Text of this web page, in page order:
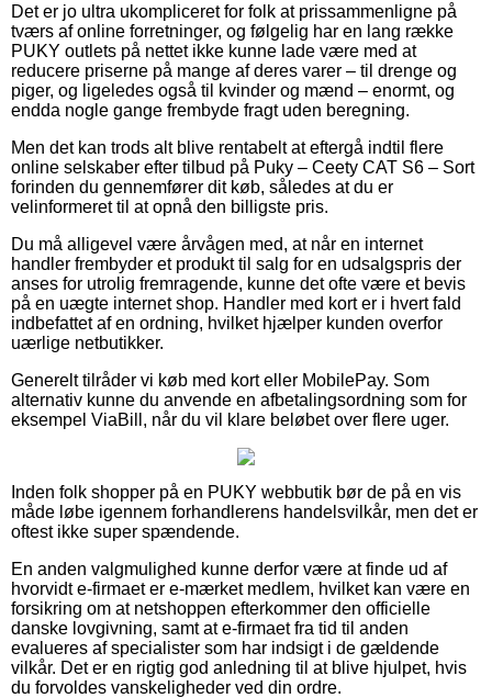
Det er jo ultra ukompliceret for folk at prissammenligne på
tværs af online forretninger, og følgelig har en lang række
PUKY outlets på nettet ikke kunne lade være med at
reducere priserne på mange af deres varer – til drenge og
piger, og ligeledes også til kvinder og mænd – enormt, og
endda nogle gange frembyde fragt uden beregning.
Men det kan trods alt blive rentabelt at eftergå indtil flere
online selskaber efter tilbud på Puky – Ceety CAT S6 – Sort
forinden du gennemfører dit køb, således at du er
velinformeret til at opnå den billigste pris.
Du må alligevel være årvågen med, at når en internet
handler frembyder et produkt til salg for en udsalgspris der
anses for utrolig fremragende, kunne det ofte være et bevis
på en uægte internet shop. Handler med kort er i hvert fald
indbefattet af en ordning, hvilket hjælper kunden overfor
uærlige netbutikker.
Generelt tilråder vi køb med kort eller MobilePay. Som
alternativ kunne du anvende en afbetalingsordning som for
eksempel ViaBill, når du vil klare beløbet over flere uger.
Inden folk shopper på en PUKY webbutik bør de på en vis
måde løbe igennem forhandlerens handelsvilkår, men det er
oftest ikke super spændende.
En anden valgmulighed kunne derfor være at finde ud af
hvorvidt e-firmaet er e-mærket medlem, hvilket kan være en
forsikring om at netshoppen efterkommer den officielle
danske lovgivning, samt at e-firmaet fra tid til anden
evalueres af specialister som har indsigt i de gældende
vilkår. Det er en rigtig god anledning til at blive hjulpet, hvis
du forvoldes vanskeligheder ved din ordre.